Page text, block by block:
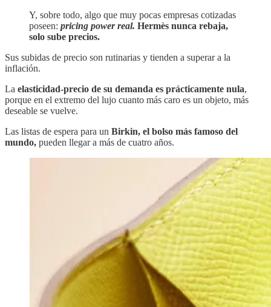
Y, sobre todo, algo que muy pocas empresas cotizadas
poseen: pricing power real. Hermès nunca rebaja,
solo sube precios.
Sus subidas de precio son rutinarias y tienden a superar a la
inflación.
La elasticidad-precio de su demanda es prácticamente nula,
porque en el extremo del lujo cuanto más caro es un objeto, más
deseable se vuelve.
Las listas de espera para un Birkin, el bolso más famoso del
mundo, pueden llegar a más de cuatro años.